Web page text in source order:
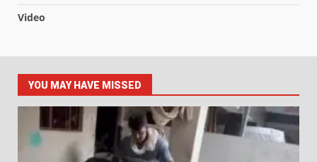
Video
YOU MAY HAVE MISSED